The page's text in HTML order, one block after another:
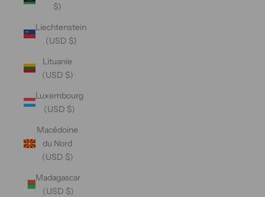
$)
Liechtenstein
(USD $)
Lituanie
(USD $)
Luxembourg
(USD $)
Macédoine
du Nord
(USD $)
Madagascar
(USD $)